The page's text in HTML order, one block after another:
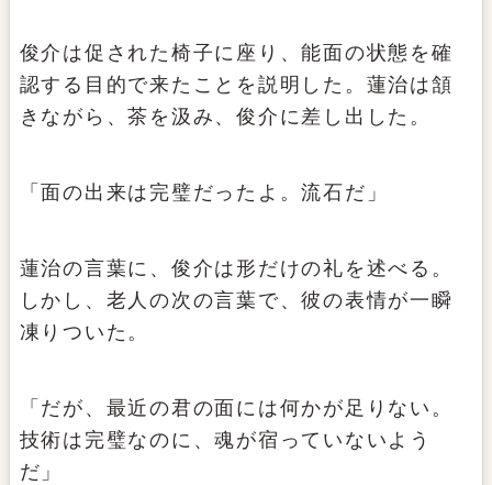
俊介は促された椅子に座り、能面の状態を確
認する目的で来たことを説明した。蓮治は頷
きながら、茶を汲み、俊介に差し出した。
「面の出来は完璧だったよ。流石だ」
蓮治の言葉に、俊介は形だけの礼を述べる。
しかし、老人の次の言葉で、彼の表情が一瞬
凍りついた。
「だが、最近の君の面には何かが足りない。
技術は完璧なのに、魂が宿っていないよう
だ」